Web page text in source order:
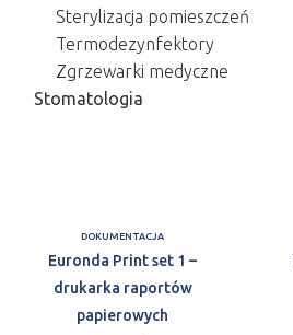
Sterylizacja pomieszczeń
Termodezynfektory
Zgrzewarki medyczne
Stomatologia
DOKUMENTACJA
Euronda Print set 1 –
drukarka raportów
papierowych